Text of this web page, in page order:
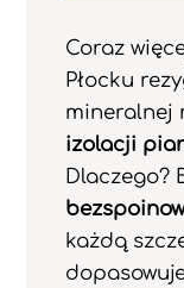
Coraz
Płocku
mineralnej
izolacji
Dlaczego?
każdą